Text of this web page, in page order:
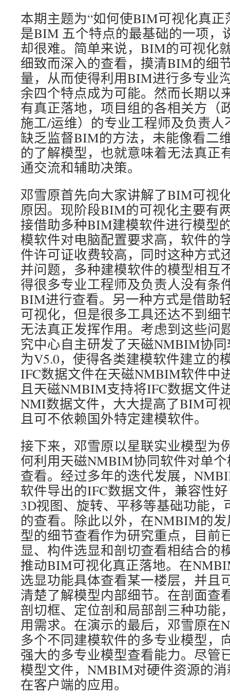
本期主题为“如何使BIM可视化真
是BIM 五个特点的最基础的一项，
却很难。简单来说，BIM的可视化
细致而深入的查看，摸清BIM的细
量，从而使得利用BIM进行多专业
余四个特点成为可能。然而长期以
有真正落地，项目组的各相关方（
施工/运维）的专业工程师及负责
缺乏监督BIM的方法，未能像看二
的了解模型，也就意味着无法真正
通交流和辅助决策。
邓雪原首先向大家讲解了BIM可视
原因。现阶段BIM的可视化主要有
接借助多种BIM建模软件进行模型
模软件对电脑配置要求高，软件的
件许可证收费较高，同时这种方式
并问题，多种建模软件的模型相互
得很多专业工程师及负责人没有条
BIM进行查看。另一种方式是借助
可视化，但是很多工具还达不到细
无法真正发挥作用。考虑到这些问
究中心自主研发了天磁NMBIM协
为V5.0，使得各类建模软件建立的
IFC数据文件在天磁NMBIM软件中
且天磁NMBIM支持将IFC数据文件
NMI数据文件，大大提高了BIM可
且可不依赖国外特定建模软件。
接下来，邓雪原以星联实业模型为
何利用天磁NMBIM协同软件对单
查看。经过多年的迭代发展，
软件导出的IFC数据文件，兼容性
3D视图、旋转、平移等基础功能，
的查看。除此以外，在NMBIM的
型的细节查看作为研究重点，目前
显、构件选显和剖切查看相结合的
推动BIM可视化真正落地。在
选显功能具体查看某一楼层，并且
清楚了解模型内部细节。在剖面查
剖切框、定位剖和局部剖三种功能
用需求。在演示的最后，邓雪原在
多个不同建模软件的多专业模型，
强大的多专业模型查看能力。尽管
模型文件，NMBIM对硬件资源的
在客户端的应用。